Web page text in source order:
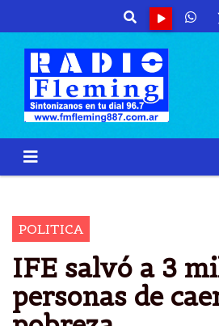
POLITICA
IFE salvó a 3
personas de